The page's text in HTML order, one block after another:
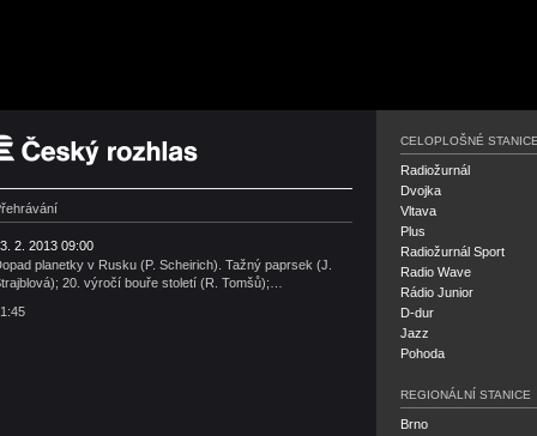
2. 2013 09:00
planetky v Rusku (P. Scheirich). Tažný paprsek (J.
20. výročí bouře století (R. Tomšů);…
CELOPLOŠNÉ
Radiožurnál
Dvojka
Vltava
Plus
Radiožurnál Sport
Radio Wave
Rádio Junior
D-dur
Jazz
Pohoda
REGIONÁLNÍ STANICE
Brno